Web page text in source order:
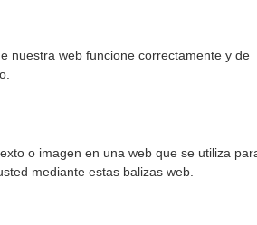
nuestra web funcione correctamente y de
o imagen en una web que se utiliza
mediante estas balizas web.